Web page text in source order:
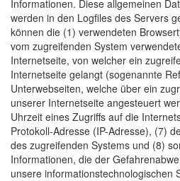
Informationen. Diese allgemeinen
werden in den Logfiles des Servers
können die (1) verwendeten
vom zugreifenden System
Internetseite, von welcher ein
Internetseite gelangt (sogenannte
Unterwebseiten, welche über ein
unserer Internetseite angesteuert
Uhrzeit eines Zugriffs auf die
Protokoll-Adresse (IP-Adresse), (7)
des zugreifenden Systems und (8)
Informationen, die der
unsere informationstechnologischen